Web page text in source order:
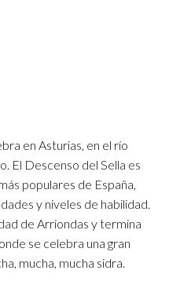
en Asturias, en el río
El Descenso del Sella es
populares de España,
y niveles de habilidad.
de Arriondas y termina
se celebra una gran
mucha, mucha sidra.